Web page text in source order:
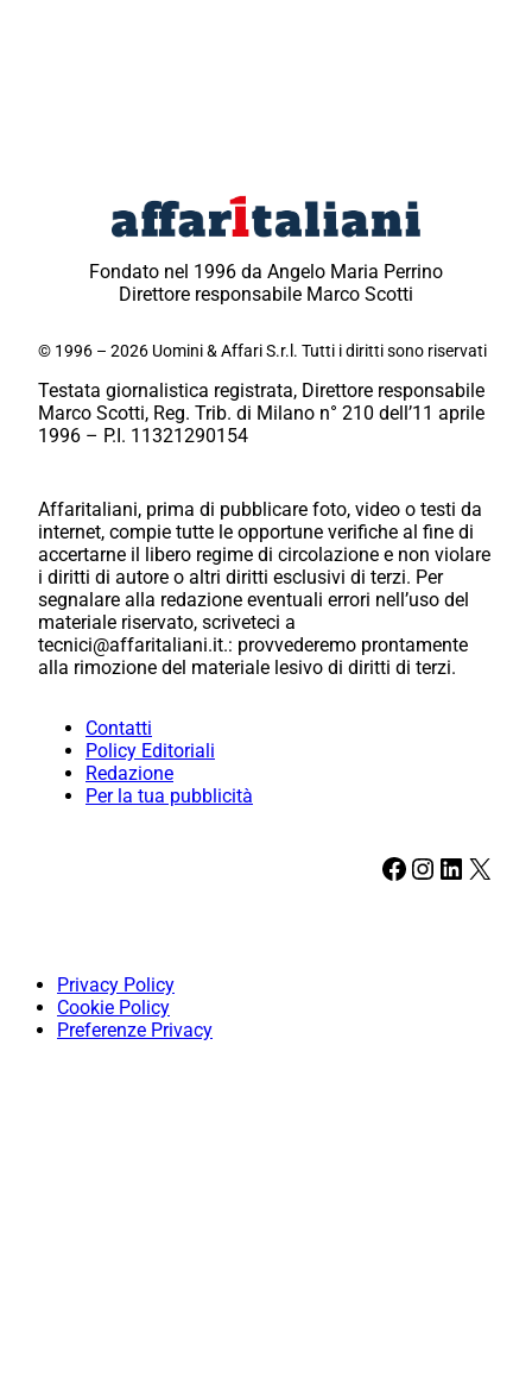
Fondato nel 1996 da Angelo Maria Perrino
Direttore responsabile Marco Scotti
© 1996 – 2026 Uomini & Affari S.r.l. Tutti i diritti sono riservati
Testata giornalistica registrata, Direttore responsabile
Marco Scotti, Reg. Trib. di Milano n° 210 dell’11 aprile
1996 – P.I. 11321290154
Affaritaliani, prima di pubblicare foto, video o testi da
internet, compie tutte le opportune verifiche al fine di
accertarne il libero regime di circolazione e non violare
i diritti di autore o altri diritti esclusivi di terzi. Per
segnalare alla redazione eventuali errori nell’uso del
materiale riservato, scriveteci a
tecnici@affaritaliani.it.: provvederemo prontamente
alla rimozione del materiale lesivo di diritti di terzi.
Contatti
Policy Editoriali
Redazione
Per la tua pubblicità
Facebook Instagram LinkedIn X
Privacy Policy
Cookie Policy
Preferenze Privacy